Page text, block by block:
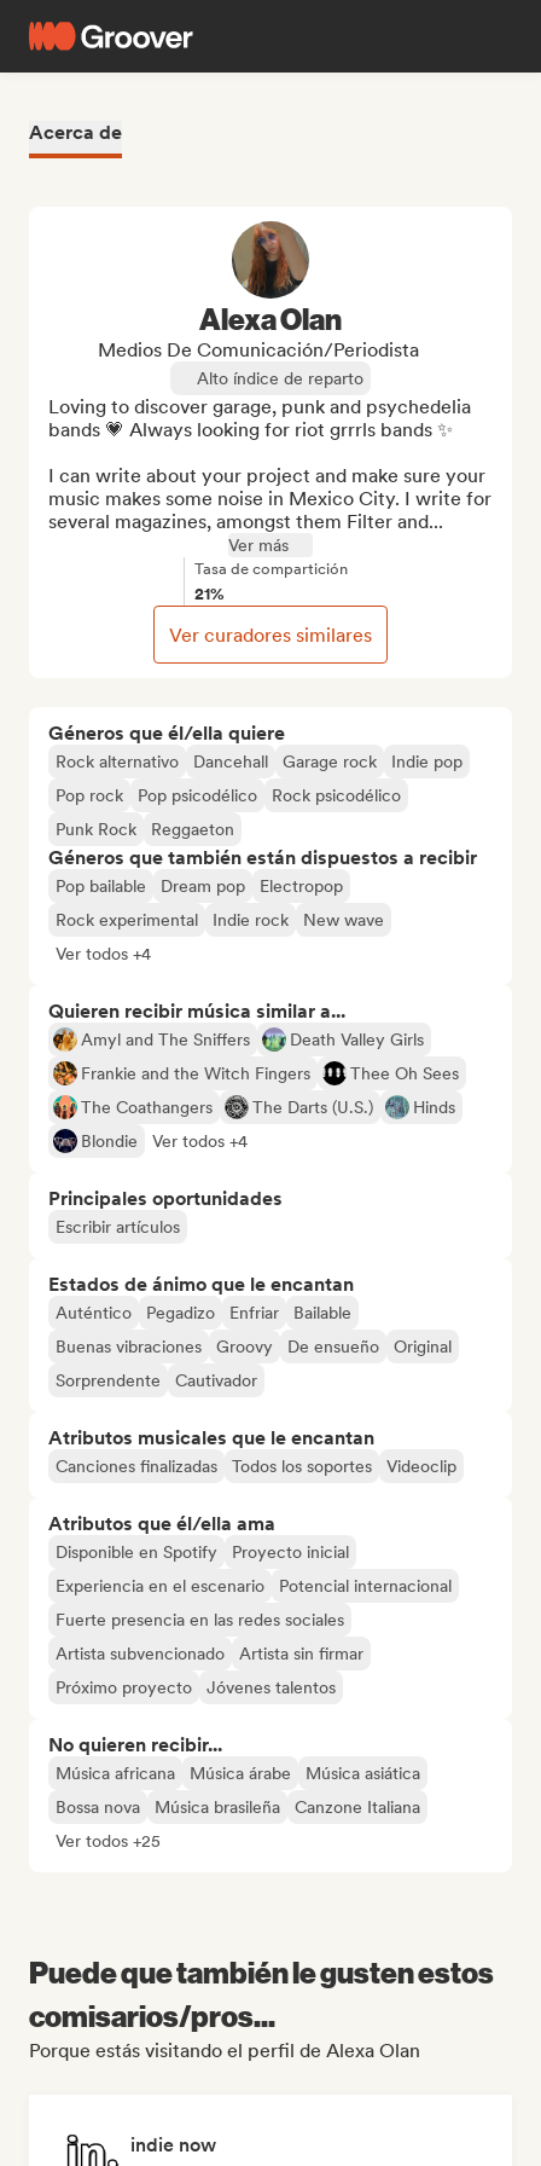
Acerca de
Géneros que él/ella quiere
Rock alternativo Dancehall Garage rock
Indie pop
Pop rock
Pop psicodélico
Rock psicodélico
Punk Rock
Reggaeton
Géneros que también están dispuestos a recibir
Pop bailable Dream pop
Electropop
Rock experimental
Indie rock
New wave
Ver todos +4
Quieren recibir música similar a...
Amyl and The Sniffers
Death Valley Girls
Frankie and the Witch Fingers
Thee Oh Sees
The Coathangers
The Darts (U.S.)
Hinds
Blondie
Ver todos +4
Principales oportunidades
Escribir artículos
Estados de ánimo que le encantan
Auténtico Pegadizo Enfriar
Bailable
Buenas vibraciones
Groovy De ensueño
Original
Sorprendente
Cautivador
Atributos musicales que le encantan
Canciones finalizadas Todos los soportes Videoclip
Atributos que él/ella ama
Disponible en Spotify
Proyecto inicial
Experiencia en el escenario
Potencial internacional
Fuerte presencia en las redes sociales
Artista subvencionado
Artista sin firmar
Próximo proyecto
Jóvenes talentos
No quieren recibir...
Música africana Música árabe
Música asiática
Bossa nova
Música brasileña
Canzone Italiana
Ver todos +25
Alexa Olan
Medios De Comunicación/Periodista
Alto índice de reparto
Loving to discover garage, punk and psychedelia
bands 💗 Always looking for riot grrrls bands ✨
I can write about your project and make sure your
music makes some noise in Mexico City. I write for
several magazines, amongst them Filter and...
Ver más
Tasa de compartición
21%
Ver curadores similares
Puede que también le gusten estos
comisarios/pros...
Porque estás visitando el perfil de Alexa Olan
indie now